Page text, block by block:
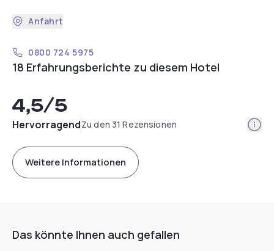
Anfahrt
0800 724 5975
18 Erfahrungsberichte zu diesem Hotel
4,5/5
HervorragendZu den 31 Rezensionen
Weitere Informationen
Das könnte Ihnen auch gefallen